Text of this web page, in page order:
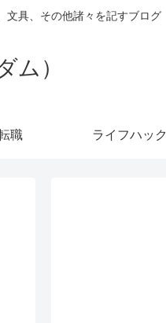
文具、その他諸々を記すブログ
ム）
職 ライフハック